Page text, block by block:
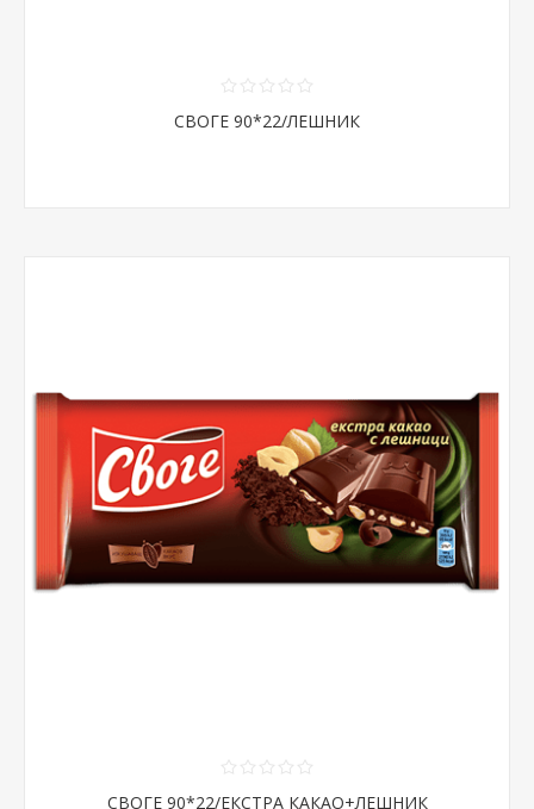
СВОГЕ 90*22/ЛЕШНИК
СВОГЕ 90*22/ЕКСТРА КАКАО+ЛЕШНИК